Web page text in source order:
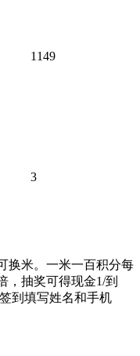
1149
3
换米。一米一百积分每
，抽奖可得现金1/到
到填写姓名和手机